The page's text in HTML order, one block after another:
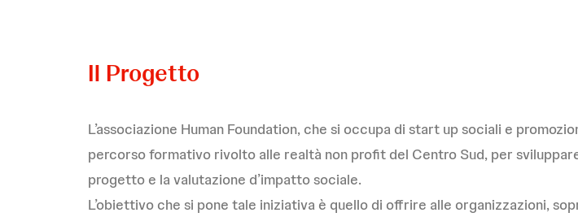
Il Progetto
L’associazione Human Foundation, che si occupa di start up sociali e
percorso formativo rivolto alle realtà non profit del Centro Sud, per
progetto e la valutazione d’impatto sociale.
L’obiettivo che si pone tale iniziativa è quello di offrire alle organizzazioni,